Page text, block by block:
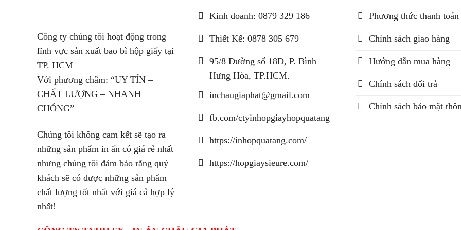
Công ty chúng tôi hoạt động trong
lĩnh vực sản xuất bao bì hộp giấy tại
TP. HCM
Với phương châm: “UY TÍN –
CHẤT LƯỢNG – NHANH
CHÓNG”
Chúng tôi không cam kết sẽ tạo ra
những sản phẩm in ấn có giá rẻ nhất
nhưng chúng tôi đảm bảo rằng quý
khách sẽ có được những sản phẩm
chất lượng tốt nhất với giá cả hợp lý
nhất!
Kinh doanh: 0879 329 186
Thiết Kế: 0878 305 679
95/8 Đường số 18D, P. Bình
Hưng Hòa, TP.HCM.
inchaugiaphat@gmail.com
fb.com/ctyinhopgiayhopquatang
https://inhopquatang.com/
https://hopgiaysieure.com/
Phương thức thanh toán
Chính sách giao hàng
Hướng dẫn mua hàng
Chính sách đổi trả
Chính sách bảo mật